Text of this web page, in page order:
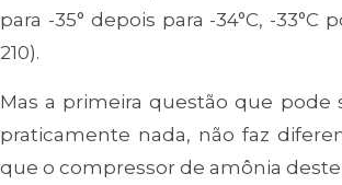
para -35° depois para -34°C, -
210).
Mas a primeira questão que pode
praticamente nada, não faz
que o compressor de amônia